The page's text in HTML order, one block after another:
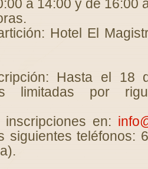
a 14:00 y de 16:00
Hotel El
Hasta el 18
limitadas por
inscripciones en:
siguientes teléfonos: